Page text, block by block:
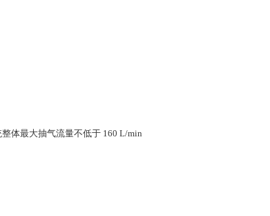
体最大抽气流量不低于 160 L/min